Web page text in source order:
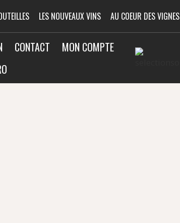
LES NOUVEAUX VINS AU COEUR DES VIGNES
CONTACT
MON COMPTE